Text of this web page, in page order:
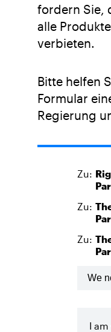
fordern Sie,
alle
verbieten.
Bitte helfen
Formular
Regierung
Zu:
Zu:
Zu: